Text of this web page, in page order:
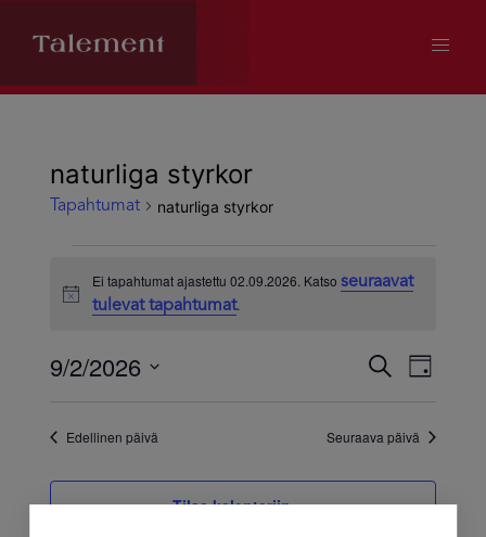
naturliga styrkor
Tapahtumat naturliga styrkor
Tapahtumat
02.09.2026
Notice
Ei tapahtumat ajastettu 02.09.2026. Katsoseuraavat
tulevat tapahtumat.
Etsi
aja
Etsi
Views
Päivä
9/2/2026
Edellinen päivä Seuraava päivä
Tilaa kalenteriin